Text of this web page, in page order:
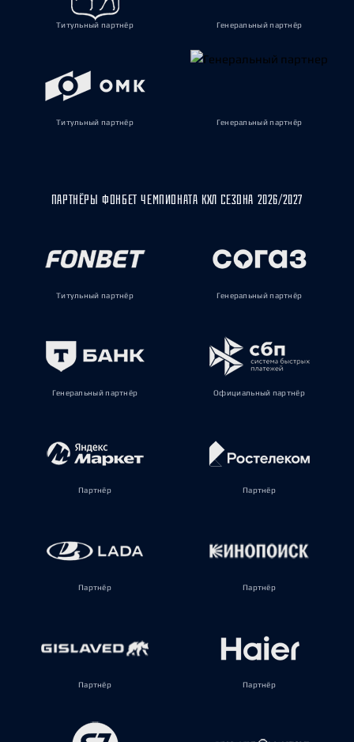
Титульный партнёр Генеральный партнёр
Титульный партнёр Генеральный партнёр
ПАРТНЁРЫ ФОНБЕТ ЧЕМПИОНАТА КХЛ СЕЗОНА 2026/2027
Титульный партнёр Генеральный партнёр
Генеральный партнёр Официальный партнёр
Партнёр Партнёр
Партнёр Партнёр
Партнёр Партнёр